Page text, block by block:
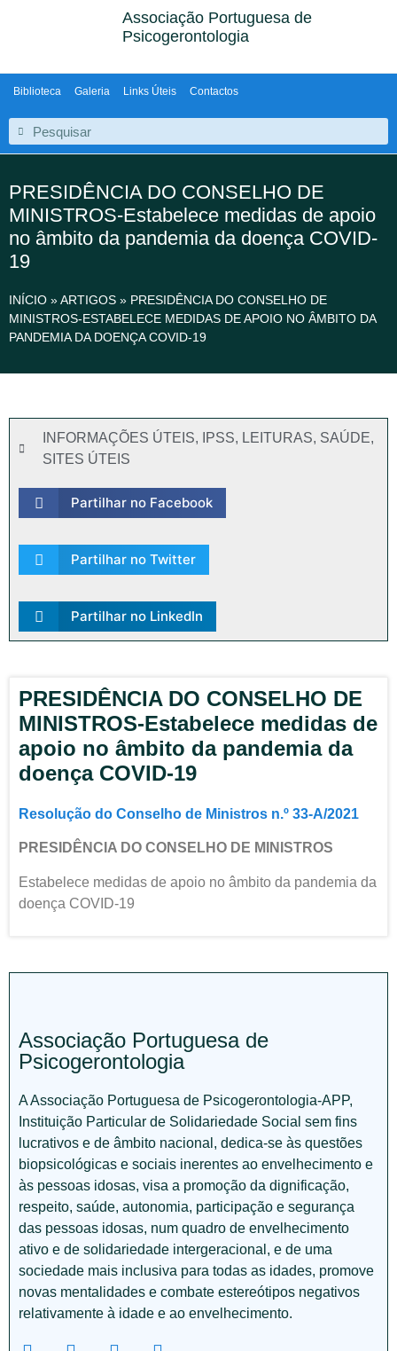
Associação Portuguesa de
Psicogerontologia
Biblioteca Galeria Links Úteis Contactos
PRESIDÊNCIA DO CONSELHO DE
MINISTROS-Estabelece medidas de apoio
no âmbito da pandemia da doença COVID-
19
INÍCIO »ARTIGOS » PRESIDÊNCIA DO CONSELHO DE
MINISTROS-ESTABELECE MEDIDAS DE APOIO NO ÂMBITO DA
PANDEMIA DA DOENÇA COVID-19
INFORMAÇÕES ÚTEIS, IPSS, LEITURAS, SAÚDE,
SITES ÚTEIS
Partilhar no Facebook
Partilhar no Twitter
Partilhar no LinkedIn
PRESIDÊNCIA DO CONSELHO DE
MINISTROS-Estabelece medidas de
apoio no âmbito da pandemia da
doença COVID-19
Resolução do Conselho de Ministros n.º 33-A/2021
PRESIDÊNCIA DO CONSELHO DE MINISTROS
Estabelece medidas de apoio no âmbito da pandemia da
doença COVID-19
Associação Portuguesa de
Psicogerontologia
A Associação Portuguesa de Psicogerontologia-APP,
Instituição Particular de Solidariedade Social sem fins
lucrativos e de âmbito nacional, dedica-se às questões
biopsicológicas e sociais inerentes ao envelhecimento e
às pessoas idosas, visa a promoção da dignificação,
respeito, saúde, autonomia, participação e segurança
das pessoas idosas, num quadro de envelhecimento
ativo e de solidariedade intergeracional, e de uma
sociedade mais inclusiva para todas as idades, promove
novas mentalidades e combate estereótipos negativos
relativamente à idade e ao envelhecimento.